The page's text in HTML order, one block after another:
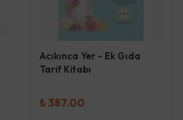
Acıkınca Yer - Ek Gıda
Tarif Kitabı
₺ 387.00